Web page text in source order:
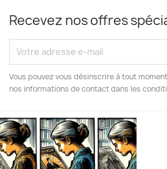
Recevez nos offres
Vous pouvez vous désinscrire à tout
nos informations de contact dans les